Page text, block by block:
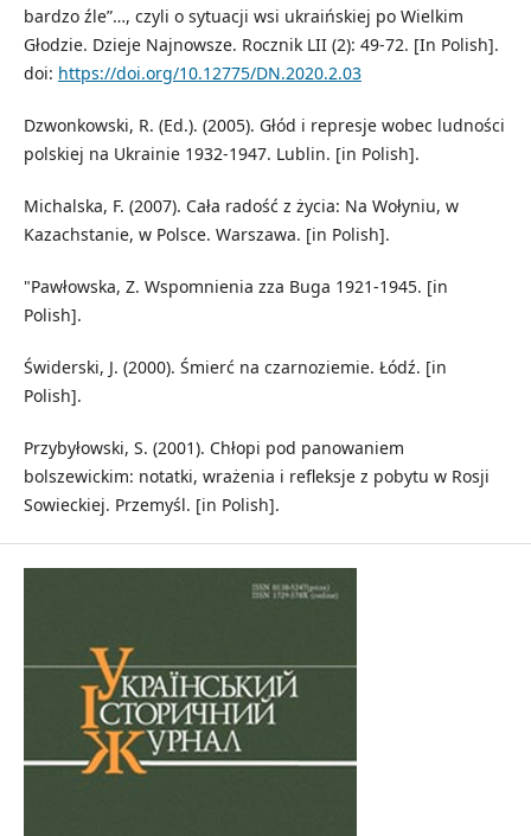
bardzo źle”…, czyli o sytuacji wsi ukraińskiej po Wielkim
Głodzie. Dzieje Najnowsze. Rocznik LII (2): 49-72. [In Polish].
doi: https://doi.org/10.12775/DN.2020.2.03
Dzwonkowski, R. (Ed.). (2005). Głód i represje wobec ludności
polskiej na Ukrainie 1932-1947. Lublin. [in Polish].
Michalska, F. (2007). Cała radość z życia: Na Wołyniu, w
Kazachstanie, w Polsce. Warszawa. [in Polish].
"Pawłowska, Z. Wspomnienia zza Buga 1921-1945. [in
Polish].
Świderski, J. (2000). Śmierć na czarnoziemie. Łódź. [in
Polish].
Przybyłowski, S. (2001). Chłopi pod panowaniem
bolszewickim: notatki, wrażenia i refleksje z pobytu w Rosji
Sowieckiej. Przemyśl. [in Polish].